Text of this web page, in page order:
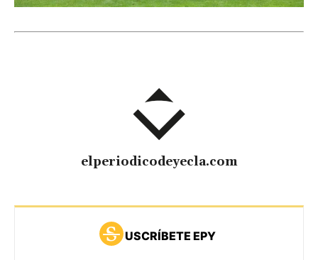
elperiodicodeyecla.com
USCRÍBETE EPY